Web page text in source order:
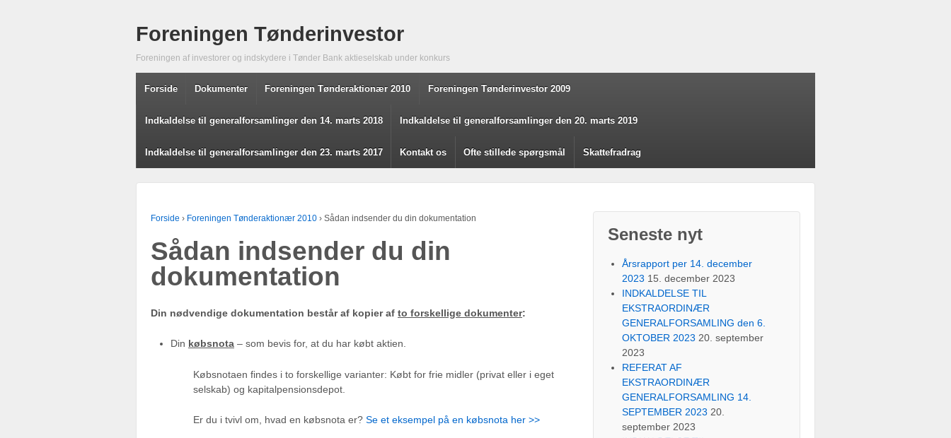
Foreningen Tønderinvestor
Foreningen af investorer og indskydere i Tønder Bank aktieselskab under konkurs
Forside Dokumenter Foreningen Tønderaktionær 2010 Foreningen Tønderinvestor 2009
Indkaldelse til generalforsamlinger den 14. marts 2018 Indkaldelse til generalforsamlinger den 20. marts 2019
Indkaldelse til generalforsamlinger den 23. marts 2017 Kontakt os Ofte stillede spørgsmål Skattefradrag
Forside › Foreningen Tønderaktionær 2010 › Sådan indsender du din dokumentation
Sådan indsender du din
dokumentation
Din nødvendige dokumentation består af kopier af to forskellige dokumenter:
Din købsnota – som bevis for, at du har købt aktien.
Købsnotaen findes i to forskellige varianter: Købt for frie midler (privat eller i eget
selskab) og kapitalpensionsdepot.
Er du i tvivl om, hvad en købsnota er? Se et eksempel på en købsnota her >>
Seneste nyt
Årsrapport per 14. december
2023 15. december 2023
INDKALDELSE TIL
EKSTRAORDINÆR
GENERALFORSAMLING den 6.
OKTOBER 2023 20. september
2023
REFERAT AF
EKSTRAORDINÆR
GENERALFORSAMLING 14.
SEPTEMBER 2023 20.
september 2023